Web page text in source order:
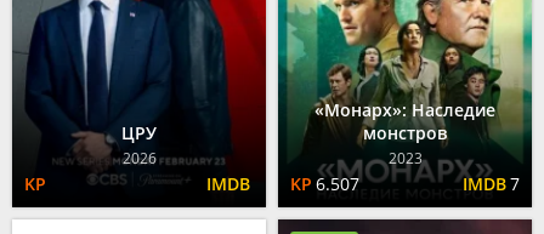
ЦРУ
2026
«Монарх»: Наследие
монстров
2023
6.507 7